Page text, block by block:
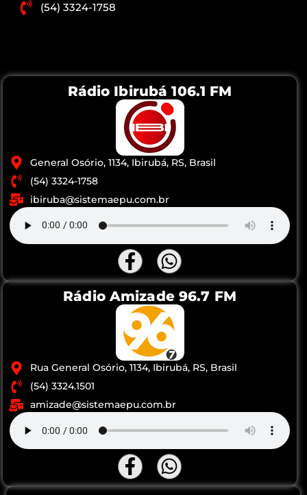
(54) 3324-1758
Rádio Ibirubá 106.1 FM
General Osório, 1134, Ibirubá, RS, Brasil
(54) 3324-1758
ibiruba@sistemaepu.com.br
Rádio Amizade 96.7 FM
Rua General Osório, 1134, Ibirubá, RS, Brasil
(54) 3324.1501
amizade@sistemaepu.com.br